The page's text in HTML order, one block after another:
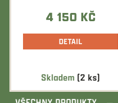
Skladem(2 ks)
4 150 KČ
DETAIL